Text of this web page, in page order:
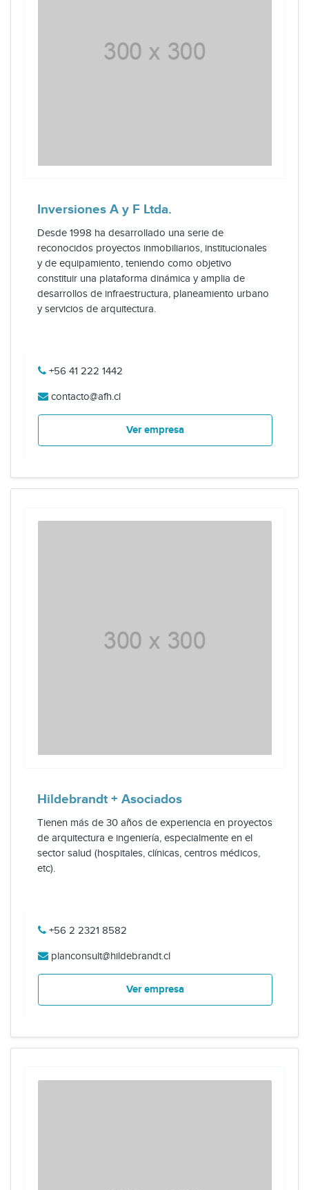
Inversiones A y F Ltda.
Desde 1998 ha desarrollado una serie de
reconocidos proyectos inmobiliarios, institucionales
y de equipamiento, teniendo como objetivo
constituir una plataforma dinámica y amplia de
desarrollos de infraestructura, planeamiento urbano
y servicios de arquitectura.
+56 41 222 1442
contacto@afh.cl
Ver empresa
Hildebrandt + Asociados
Tienen más de 30 años de experiencia en proyectos
de arquitectura e ingeniería, especialmente en el
sector salud (hospitales, clínicas, centros médicos,
etc).
+56 2 2321 8582
planconsult@hildebrandt.cl
Ver empresa